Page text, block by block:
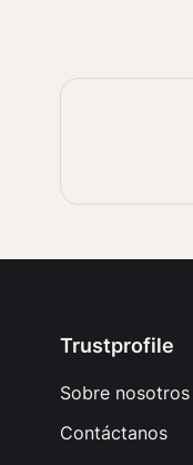
Trustprofile
Sobre nosotros
Contáctanos